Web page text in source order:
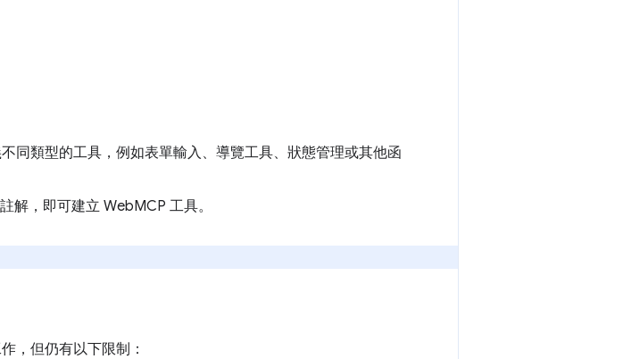
同類型的工具，例如表單輸入、導覽工具、狀態管理或其他函
解，即可建立 WebMCP 工具。
，但仍有以下限制：